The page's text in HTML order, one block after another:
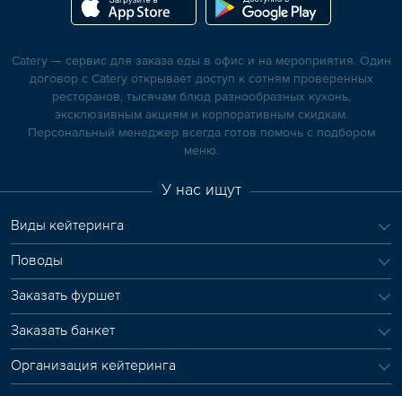
Catery — сервис для заказа еды в офис и на мероприятия. Один
договор с Catery открывает доступ к сотням проверенных
ресторанов, тысячам блюд разнообразных кухонь,
эксклюзивным акциям и корпоративным скидкам.
Персональный менеджер всегда готов помочь с подбором
меню.
У нас ищут
Виды кейтеринга
Поводы
Заказать фуршет
Заказать банкет
Организация кейтеринга